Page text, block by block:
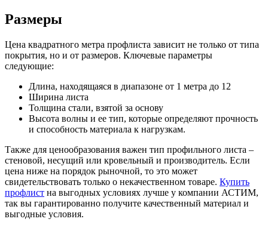
Размеры
Цена квадратного метра профлиста зависит не только от типа
покрытия, но и от размеров. Ключевые параметры
следующие:
Длина, находящаяся в диапазоне от 1 метра до 12
Ширина листа
Толщина стали, взятой за основу
Высота волны и ее тип, которые определяют прочность
и способность материала к нагрузкам.
Также для ценообразования важен тип профильного листа –
стеновой, несущий или кровельный и производитель. Если
цена ниже на порядок рыночной, то это может
свидетельствовать только о некачественном товаре. Купить
профлист на выгодных условиях лучше у компании АСТИМ,
так вы гарантированно получите качественный материал и
выгодные условия.